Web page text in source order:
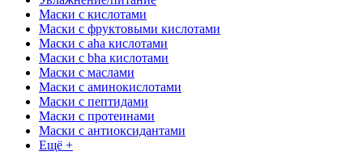
Маски с кислотами
Маски с фруктовыми кислотами
Маски с aha кислотами
Маски с bha кислотами
Маски с маслами
Маски с аминокислотами
Маски с пептидами
Маски с протеинами
Маски с антиоксидантами
Ещё +